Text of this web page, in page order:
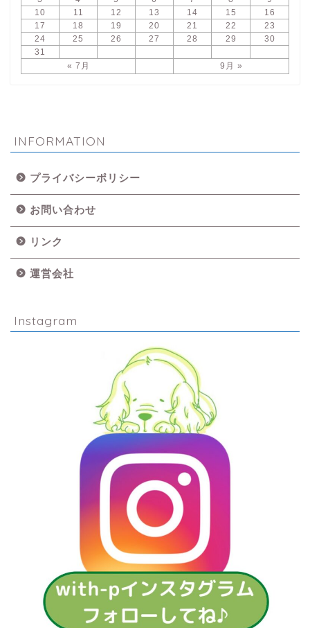
10
11 12 13 14 15
16
17
18 19 20 21 22
23
24
25 26 27 28 29
30
31
« 7月
9月 »
INFORMATION
プライバシーポリシー
お問い合わせ
リンク
運営会社
Instagram